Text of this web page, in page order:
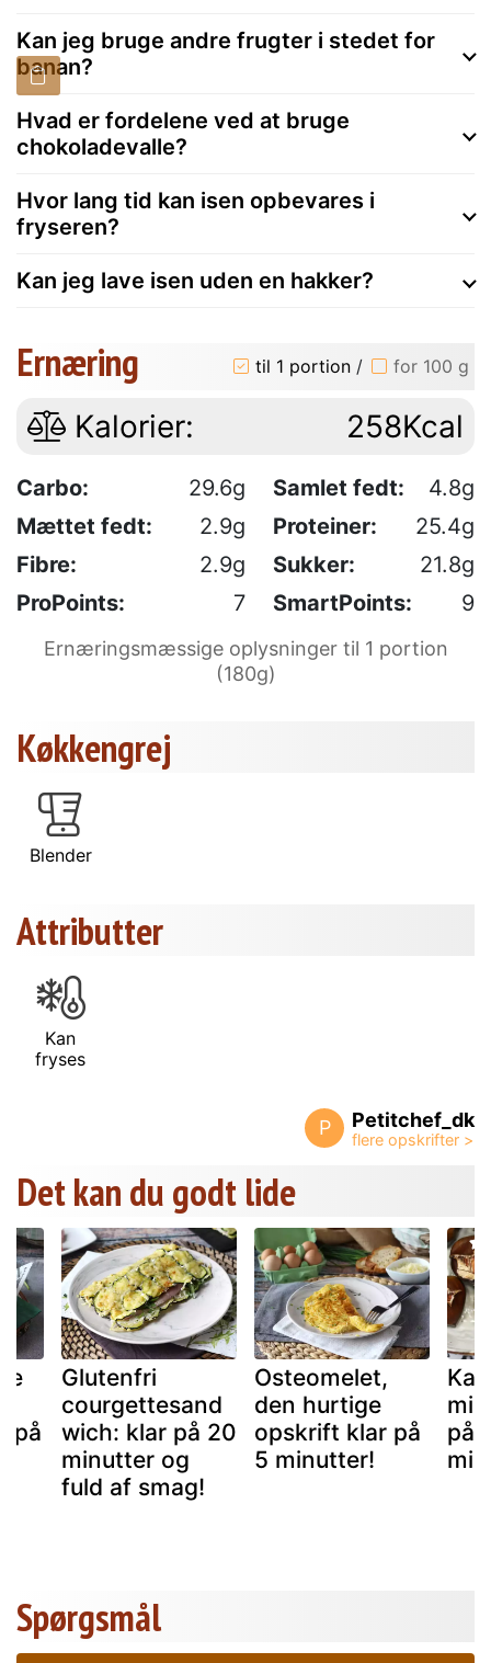
Kan jeg bruge andre frugter i stedet for
banan?
Hvad er fordelene ved at bruge
chokoladevalle?
Hvor lang tid kan isen opbevares i
fryseren?
Kan jeg lave isen uden en hakker?
Ernæring til 1 portion / for 100 g
Kalorier: 258Kcal
Carbo: 29.6g Samlet fedt:
4.8g
Mættet fedt:
2.9g Proteiner:
25.4g
Fibre:
2.9g Sukker:
21.8g
ProPoints:
7 SmartPoints: 9
Ernæringsmæssige oplysninger til 1 portion
(180g)
Køkkengrej
Blender
Attributter
Kan
fryses
P Petitchef_dk
Det kan du godt lide
på
Glutenfri
courgettesand
wich: klar på 20
minutter og
fuld af smag!
Osteomelet,
den hurtige
opskrift klar på
5 minutter!
på
Spørgsmål